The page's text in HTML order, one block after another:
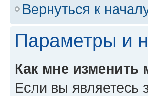
Вернуться к
Параметры и
Как мне изменить
Если вы являетесь